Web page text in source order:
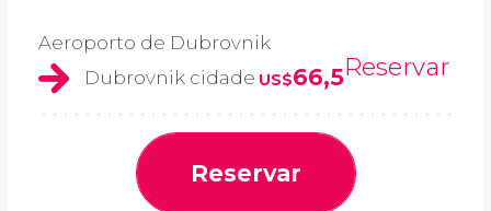
Aeroporto de Dubrovnik
Dubrovnik cidade US$66,5Reservar
Reservar